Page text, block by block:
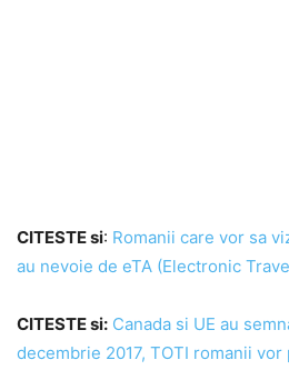
CITESTE si: Romanii care vor sa
au nevoie de eTA (Electronic
CITESTE si: Canada si UE au
decembrie 2017, TOTI romanii